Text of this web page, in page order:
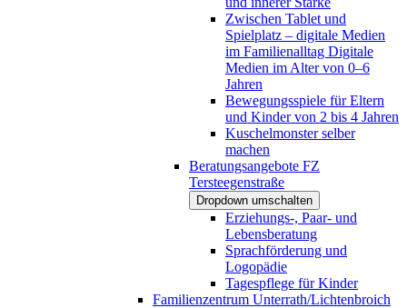
Zwischen Tablet und
Spielplatz – digitale Medien
im Familienalltag Digitale
Medien im Alter von 0–6
Jahren
Bewegungsspiele für Eltern
und Kinder von 2 bis 4 Jahren
Kuschelmonster selber
machen
Beratungsangebote FZ
Tersteegenstraße
Dropdown umschalten
Erziehungs-, Paar- und
Lebensberatung
Sprachförderung und
Logopädie
Tagespflege für Kinder
Familienzentrum Unterrath/Lichtenbroich